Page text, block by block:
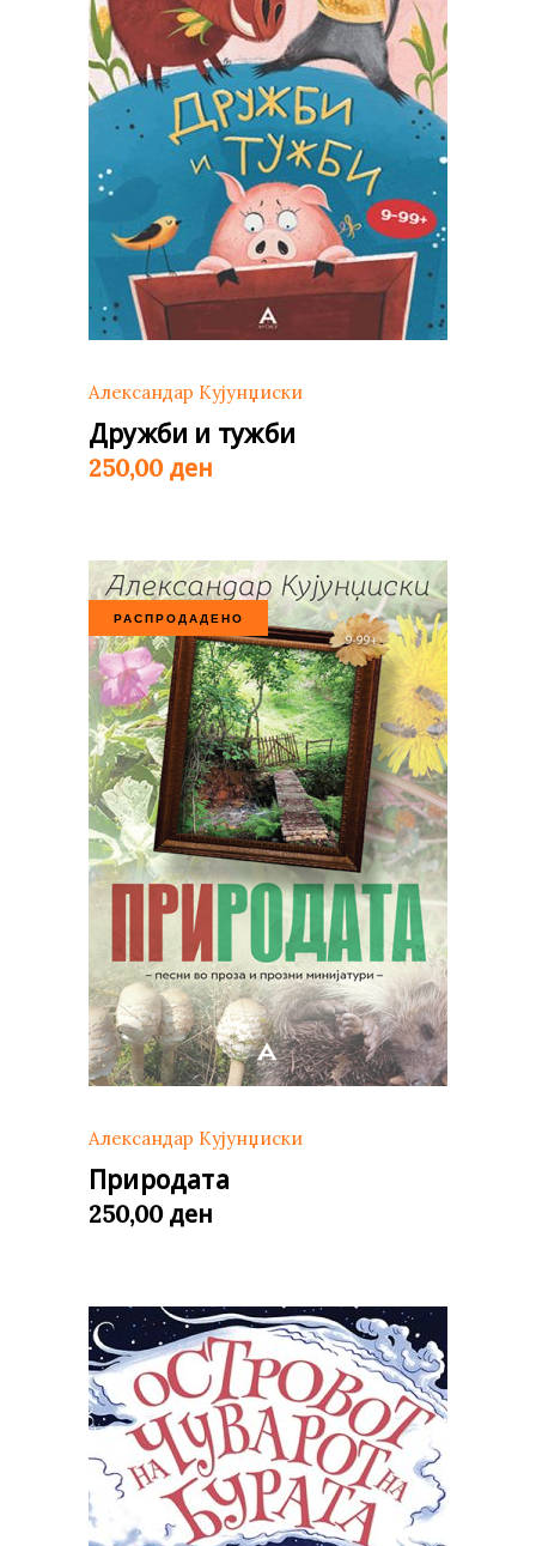
Александар Кујунџиски
Дружби и тужби
250,00 ден
РАСПРОДАДЕНО
Александар Кујунџиски
Природата
250,00 ден